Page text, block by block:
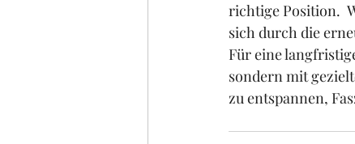
richtige Position.
sich durch die
Für eine
sondern mit
zu entspannen,